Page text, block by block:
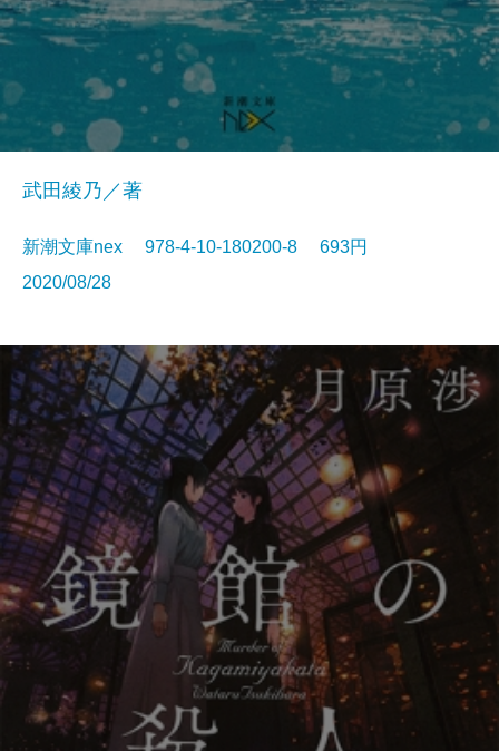
武田綾乃／著
新潮文庫nex 978-4-10-180200-8 693円
2020/08/28